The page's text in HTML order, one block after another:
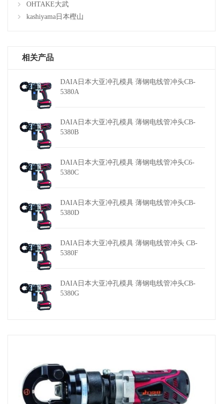
OHTAKE大武
kashiyama日本樫山
相关产品
DAIA日本大亚冲孔模具 薄钢电线管冲头CB-
5380A
DAIA日本大亚冲孔模具 薄钢电线管冲头CB-
5380B
DAIA日本大亚冲孔模具 薄钢电线管冲头C6-
5380C
DAIA日本大亚冲孔模具 薄钢电线管冲头CB-
5380D
DAIA日本大亚冲孔模具 薄钢电线管冲头 CB-
5380F
DAIA日本大亚冲孔模具 薄钢电线管冲头CB-
5380G